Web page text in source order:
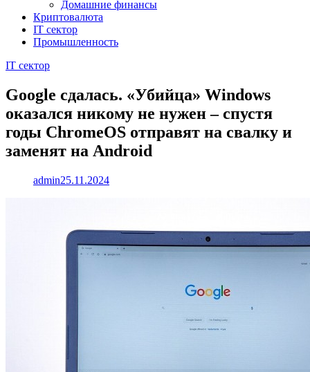
Домашние финансы
Криптовалюта
IT сектор
Промышленность
IT сектор
Google сдалась. «Убийца» Windows
оказался никому не нужен – спустя
годы ChromeOS отправят на свалку и
заменят на Android
admin25.11.2024